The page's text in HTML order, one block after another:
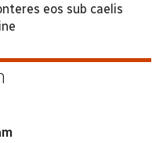
eos sub caelis